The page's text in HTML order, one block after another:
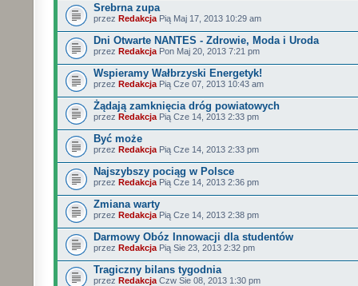
Srebrna zupa
przez Redakcja Pią Maj 17, 2013 10:29 am
Dni Otwarte NANTES - Zdrowie, Moda i Uroda
przez Redakcja Pon Maj 20, 2013 7:21 pm
Wspieramy Wałbrzyski Energetyk!
przez Redakcja Pią Cze 07, 2013 10:43 am
Żądają zamknięcia dróg powiatowych
przez Redakcja Pią Cze 14, 2013 2:33 pm
Być może
przez Redakcja Pią Cze 14, 2013 2:33 pm
Najszybszy pociąg w Polsce
przez Redakcja Pią Cze 14, 2013 2:36 pm
Zmiana warty
przez Redakcja Pią Cze 14, 2013 2:38 pm
Darmowy Obóz Innowacji dla studentów
przez Redakcja Pią Sie 23, 2013 2:32 pm
Tragiczny bilans tygodnia
przez Redakcja Czw Sie 08, 2013 1:30 pm